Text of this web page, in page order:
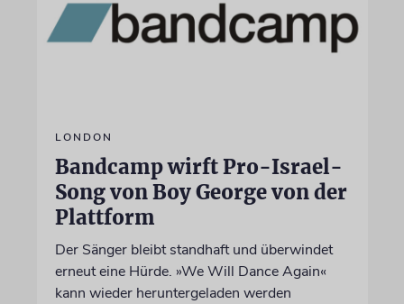
LONDON
Bandcamp wirft Pro-Israel-
Song von Boy George von der
Plattform
Der Sänger bleibt standhaft und überwindet
erneut eine Hürde. »We Will Dance Again«
kann wieder heruntergeladen werden